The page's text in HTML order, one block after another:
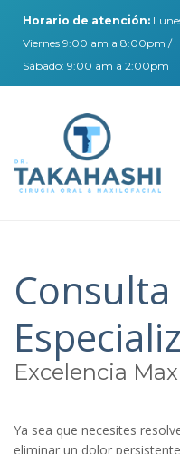
Horario de atención:
Viernes 9:00 am a 8:00pm /
Sábado: 9:00 am a 2:00pm
Excelencia
Ya sea que necesites
eliminar un dolor